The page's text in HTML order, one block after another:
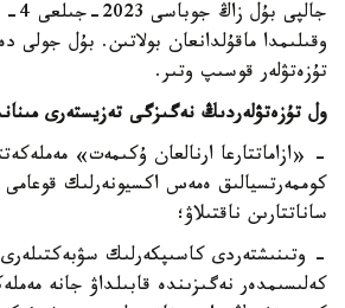
وقىلىمدا ماقۇلدانعان بولاتىن. بۇل جولى
تۇزەتۋلەر قوسىپ وتىر.
ول تۇزەتۋلەردىڭ نەگىزگى تەزيستەرى
- «ازاماتتارعا ارنالعان ۇكىمەت»
كوممەرتسيالىق ەمەس اكسيونەرلىك قوعامى
ساناتتارىن ناقتىلاۋ؛
- وتىنىشتەردى كاسىپكەرلىك
كەلىسىمدەر نەگىزىندە قابىلداۋ جانە